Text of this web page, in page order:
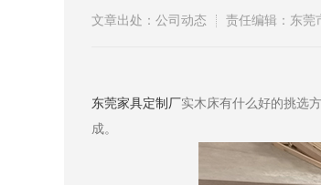
文章出处：公司动态 责任编辑：东莞
东莞家具定制厂实木床有什么好的挑选
成。